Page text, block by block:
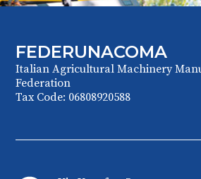
FEDERUNACOMA
Italian Agricultural Machinery
Federation
Tax Code: 06808920588